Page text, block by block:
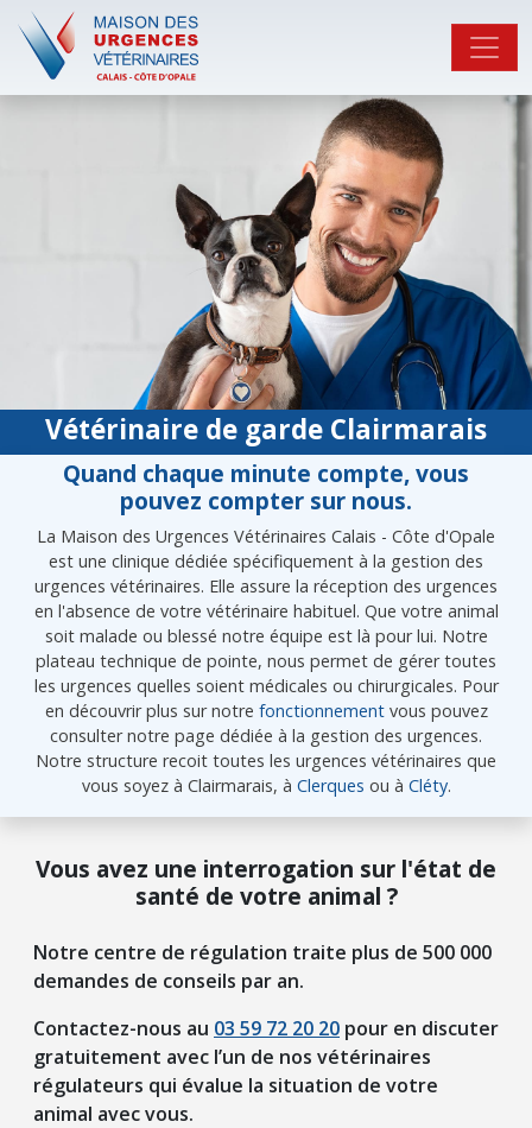
Vétérinaire de garde Clairmarais
Quand chaque minute compte, vous
pouvez compter sur nous.
La Maison des Urgences Vétérinaires Calais - Côte d'Opale
est une clinique dédiée spécifiquement à la gestion des
urgences vétérinaires. Elle assure la réception des urgences
en l'absence de votre vétérinaire habituel. Que votre animal
soit malade ou blessé notre équipe est là pour lui. Notre
plateau technique de pointe, nous permet de gérer toutes
les urgences quelles soient médicales ou chirurgicales. Pour
en découvrir plus sur notre fonctionnementvous pouvez
consulter notre page dédiée à la gestion des urgences.
Notre structure recoit toutes les urgences vétérinaires que
vous soyez à Clairmarais, à Clerques ou à Cléty.
Vous avez une interrogation sur l'état de
santé de votre animal ?
Notre centre de régulation traite plus de 500 000
demandes de conseils par an.
Contactez-nous au 03 59 72 20 20 pour en discuter
gratuitement avec l’un de nos vétérinaires
régulateurs qui évalue la situation de votre
animal avec vous.